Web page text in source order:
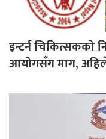
इन्टर्न चिकित्सकको
आयोगसँग माग,